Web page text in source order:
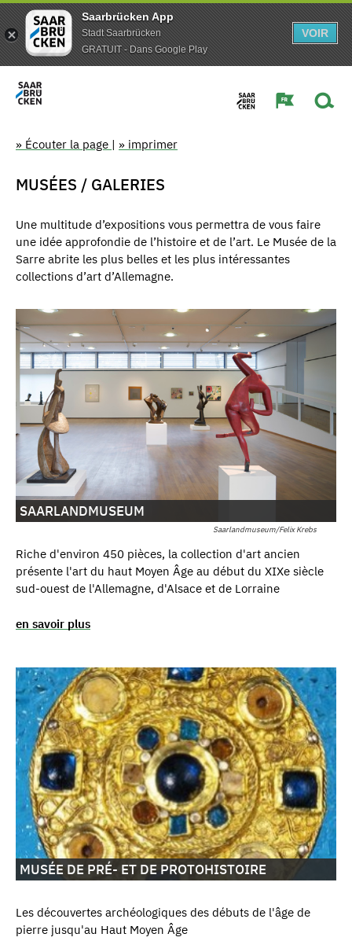
Saarbrücken App
Stadt Saarbrücken
GRATUIT - Dans Google Play
VOIR
» Écouter la page | » imprimer
MUSÉES / GALERIES
Une multitude d’expositions vous permettra de vous faire
une idée approfondie de l’histoire et de l’art. Le Musée de la
Sarre abrite les plus belles et les plus intéressantes
collections d’art d’Allemagne.
Saarlandmuseum/Felix Krebs
SAARLANDMUSEUM
Riche d'environ 450 pièces, la collection d'art ancien
présente l'art du haut Moyen Âge au début du XIXe siècle
sud-ouest de l'Allemagne, d'Alsace et de Lorraine
en savoir plus
MUSÉE DE PRÉ- ET DE PROTOHISTOIRE
Les découvertes archéologiques des débuts de l'âge de
pierre jusqu'au Haut Moyen Âge